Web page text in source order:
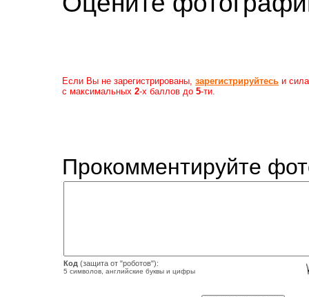
Если Вы не зарегистрированы, зарегистрируйтесь и
с максимальных 2-х баллов до 5-ти.
Прокомментируйте
Код (защита от "роботов"):
5 символов, английские буквы и цифры